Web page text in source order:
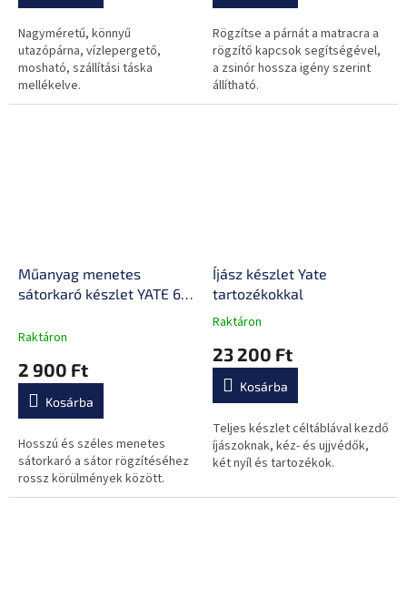
Nagyméretű, könnyű
utazópárna, vízlepergető,
mosható, szállítási táska
mellékelve.
Rögzítse a párnát a matracra a
rögzítő kapcsok segítségével,
a zsinór hossza igény szerint
állítható.
Műanyag menetes
sátorkaró készlet YATE 6
Raktáron
2 900 Ft
Kosárba
Hosszú és széles menetes
sátorkaró a sátor rögzítéséhez
rossz körülmények között.
Íjász készlet Yate
tartozékokkal
A
átlagos
értékelése
0,0
csillag.
Raktáron
23 200 Ft
Kosárba
Teljes készlet céltáblával kezdő
íjászoknak, kéz- és ujjvédők,
két nyíl és tartozékok.